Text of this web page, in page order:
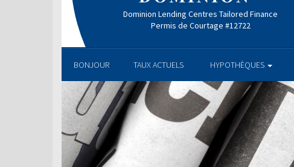
Dominion Lending Centres Tailored Finance
Permis de Courtage #12722
BONJOUR TAUX ACTUELS HYPOTHÈQUES